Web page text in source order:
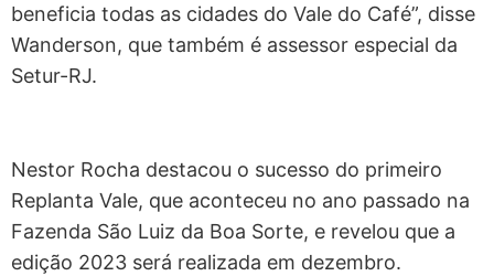
beneficia todas as cidades do Vale do Café”, disse
Wanderson, que também é assessor especial da
Setur-RJ.
Nestor Rocha destacou o sucesso do primeiro
Replanta Vale, que aconteceu no ano passado na
Fazenda São Luiz da Boa Sorte, e revelou que a
edição 2023 será realizada em dezembro.